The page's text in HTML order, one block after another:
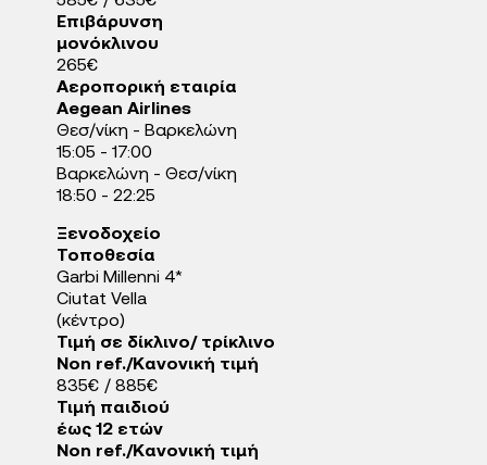
Επιβάρυνση
μονόκλινου
265€
Αεροπορική εταιρία
Aegean Airlines
Θεσ/νίκη - Βαρκελώνη
15:05 - 17:00
Βαρκελώνη - Θεσ/νίκη
18:50 - 22:25
Ξενοδοχείo
Τοποθεσία
Garbi Millenni 4*
Ciutat Vella
(κέντρο)
Τιμή σε δίκλινο/ τρίκλινο
Non ref./Κανονική τιμή
835€ / 885€
Τιμή παιδιού
έως 12 ετών
Non ref./Κανονική τιμή